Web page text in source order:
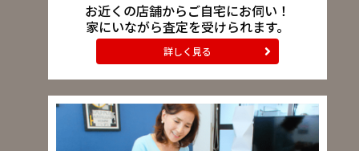
お近くの店舗からご自宅にお伺い！
家にいながら査定を受けられます。
詳しく見る